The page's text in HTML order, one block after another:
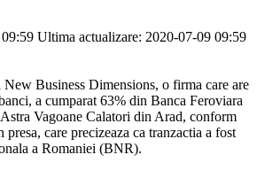
Ultima actualizare: 2020-07-09 09:59
Business Dimensions, o firma care are
a cumparat 63% din Banca Feroviara
Vagoane Calatori din Arad, conform
care precizeaza ca tranzactia a fost
a Romaniei (BNR).